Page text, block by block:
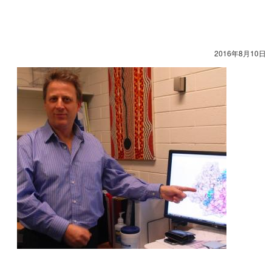
2016年8月10日